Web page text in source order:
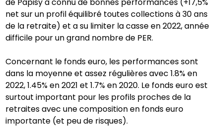
net sur un profil équilibré toutes collections à 30 ans
de la retraite) et a su limiter la casse en 2022, année
difficile pour un grand nombre de PER.
Concernant le fonds euro, les performances sont
dans la moyenne et assez régulières avec 1.8% en
2022, 1.45% en 2021 et 1.7% en 2020. Le fonds euro est
surtout important pour les profils proches de la
retraites avec une composition en fonds euro
importante (et peu de risques).